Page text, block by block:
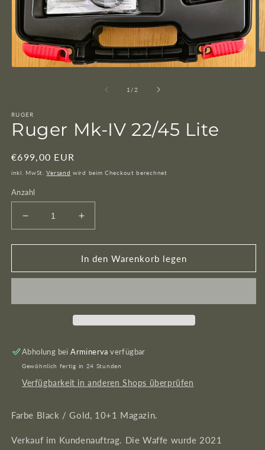
1 /von
2
RUGER
Ruger Mk-IV 22/45 Lite
Normaler
Preis
€699,00 EUR
inkl. MwSt.Versand wird beim Checkout berechnet
Anzahl
Verringere
die
Menge
Ruger
22/45
Erhöhe
die
Menge
für
Ruger
22/45
In den Warenkorb legen
Abholung beiArminerva verfügbar
Gewöhnlich fertig in 24 Stunden
Verfügbarkeit in anderen Shops überprüfen
Farbe Black / Gold, 10+1 Magazin.
Verkauf im Kundenauftrag. Die Waffe wurde 2021